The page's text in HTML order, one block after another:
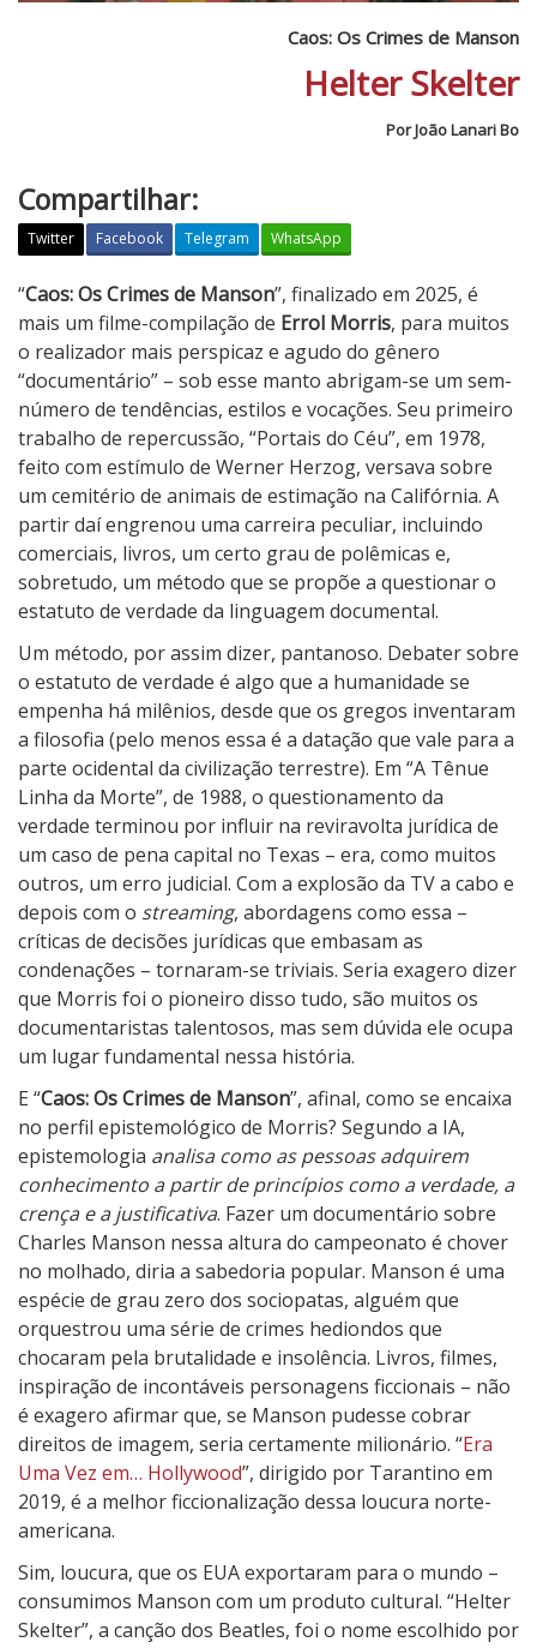
Caos: Os Crimes de Manson
Helter Skelter
Por João Lanari Bo
Compartilhar:
Twitter Facebook Telegram WhatsApp
C
a
o
s
:
O
s
C
r
i
m
e
d
e
M
a
n
s
o
n
“Caos: Os Crimes de Manson”, finalizado em 2025, é
mais um filme-compilação de Errol Morris, para muitos
o realizador mais perspicaz e agudo do gênero
“documentário” – sob esse manto abrigam-se um sem-
número de tendências, estilos e vocações. Seu primeiro
trabalho de repercussão, “Portais do Céu”, em 1978,
feito com estímulo de Werner Herzog, versava sobre
um cemitério de animais de estimação na Califórnia. A
partir daí engrenou uma carreira peculiar, incluindo
comerciais, livros, um certo grau de polêmicas e,
sobretudo, um método que se propõe a questionar o
estatuto de verdade da linguagem documental.
Um método, por assim dizer, pantanoso. Debater sobre
o estatuto de verdade é algo que a humanidade se
empenha há milênios, desde que os gregos inventaram
a filosofia (pelo menos essa é a datação que vale para a
parte ocidental da civilização terrestre). Em “A Tênue
Linha da Morte”, de 1988, o questionamento da
verdade terminou por influir na reviravolta jurídica de
um caso de pena capital no Texas – era, como muitos
outros, um erro judicial. Com a explosão da TV a cabo e
depois com o streaming, abordagens como essa –
críticas de decisões jurídicas que embasam as
condenações – tornaram-se triviais. Seria exagero dizer
que Morris foi o pioneiro disso tudo, são muitos os
documentaristas talentosos, mas sem dúvida ele ocupa
um lugar fundamental nessa história.
E “Caos: Os Crimes de Manson”, afinal, como se encaixa
no perfil epistemológico de Morris? Segundo a IA,
epistemologia analisa como as pessoas adquirem
conhecimento a partir de princípios como a verdade, a
crença e a justificativa. Fazer um documentário sobre
Charles Manson nessa altura do campeonato é chover
no molhado, diria a sabedoria popular. Manson é uma
espécie de grau zero dos sociopatas, alguém que
orquestrou uma série de crimes hediondos que
chocaram pela brutalidade e insolência. Livros, filmes,
inspiração de incontáveis personagens ficcionais – não
é exagero afirmar que, se Manson pudesse cobrar
direitos de imagem, seria certamente milionário. “Era
Uma Vez em… Hollywood”, dirigido por Tarantino em
2019, é a melhor ficcionalização dessa loucura norte-
americana.
Sim, loucura, que os EUA exportaram para o mundo –
consumimos Manson com um produto cultural. “Helter
Skelter”, a canção dos Beatles, foi o nome escolhido por